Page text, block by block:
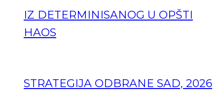
IZ DETERMINISANOG U OPŠTI
HAOS
STRATEGIJA ODBRANE SAD, 2026